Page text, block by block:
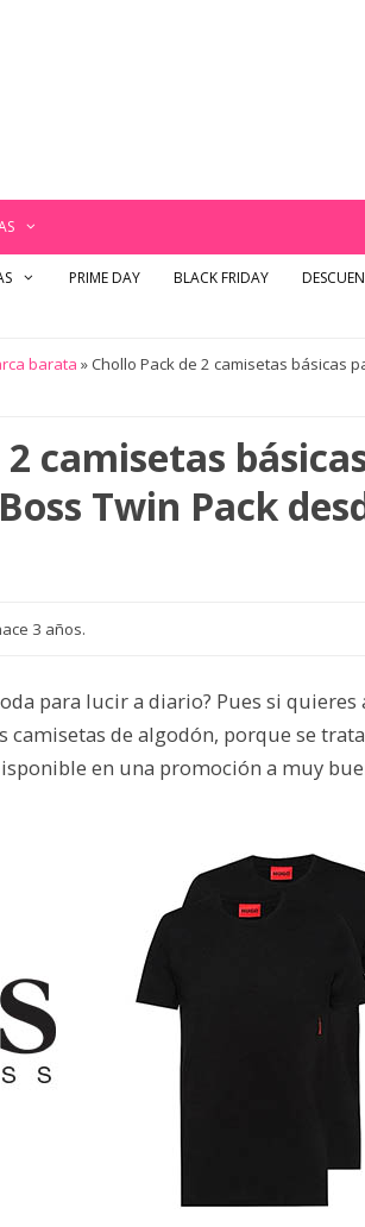
PRIME DAY BLACK FRIDAY
barata » Chollo Pack de 2 camisetas básicas
camisetas
Twin Pack
3 años.
para lucir a diario? Pues si quieres
camisetas de algodón, porque se
en una promoción a muy